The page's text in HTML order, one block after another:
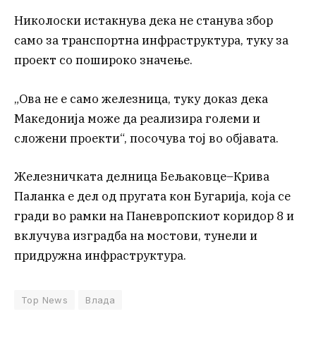
Николоски истакнува дека не станува збор
само за транспортна инфраструктура, туку за
проект со пошироко значење.
„Ова не е само железница, туку доказ дека
Македонија може да реализира големи и
сложени проекти“, посочува тој во објавата.
Железничката делница Бељаковце–Крива
Паланка е дел од пругата кон Бугарија, која се
гради во рамки на Паневропскиот коридор 8 и
вклучува изградба на мостови, тунели и
придружна инфраструктура.
Top News Влада